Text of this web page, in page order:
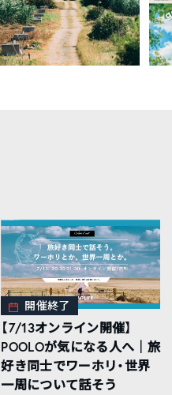
開催終了
【7/13オンライン開催】
POOLOが気になる人へ｜旅
好き同士でワーホリ・世界
一周について話そう